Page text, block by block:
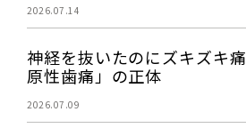
2026.07.14
神経を抜いたのにズキズキ
原性歯痛」の正体
2026.07.09